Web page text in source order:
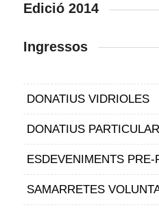
Edició 2014
Ingressos
DONATIUS VIDRIOLES
DONATIUS
ESDEVENIMENTS PRE-
SAMARRETES